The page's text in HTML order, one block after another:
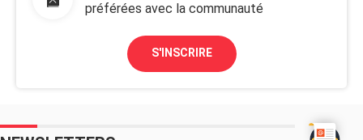
préférées avec la communauté
S'INSCRIRE